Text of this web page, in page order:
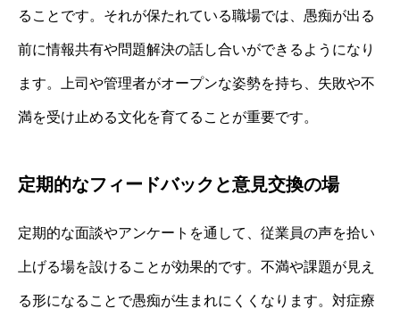
ることです。それが保たれている職場では、愚痴が出る
前に情報共有や問題解決の話し合いができるようになり
ます。上司や管理者がオープンな姿勢を持ち、失敗や不
満を受け止める文化を育てることが重要です。
定期的なフィードバックと意見交換の場
定期的な面談やアンケートを通して、従業員の声を拾い
上げる場を設けることが効果的です。不満や課題が見え
る形になることで愚痴が生まれにくくなります。対症療